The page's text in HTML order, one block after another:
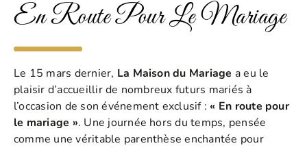
En Route Pour Le Mariage
Le 15 mars dernier, La Maison du Mariage a eu le
plaisir d’accueillir de nombreux futurs mariés à
l’occasion de son événement exclusif : « En route pour
le mariage ». Une journée hors du temps, pensée
comme une véritable parenthèse enchantée pour